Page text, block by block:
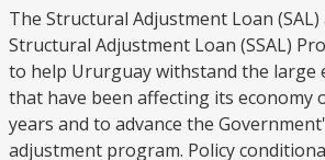
The Structural Adjustment Loan (SAL)
Structural Adjustment Loan (SSAL)
to help Ururguay withstand the large
that have been affecting its economy
years and to advance the
adjustment program. Policy